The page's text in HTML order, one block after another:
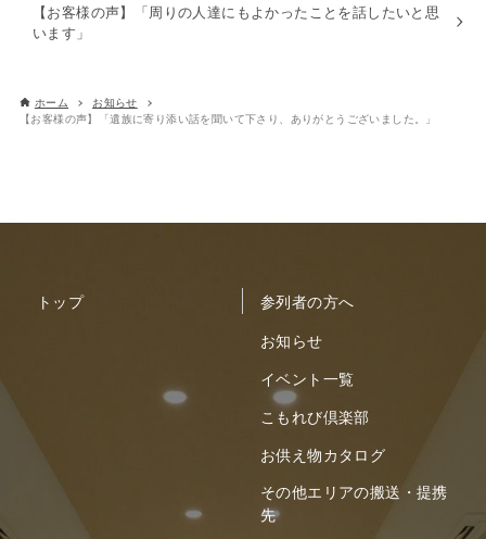
【お客様の声】「周りの人達にもよかったことを話したいと思
います」
ホーム
お知らせ
【お客様の声】「遺族に寄り添い話を聞いて下さり、ありがとうございました。」
トップ
参列者の方へ
お知らせ
イベント一覧
こもれび倶楽部
お供え物カタログ
その他エリアの搬送・提携
先